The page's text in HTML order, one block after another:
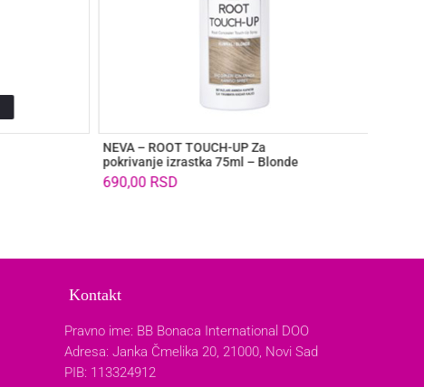
NEVA – ROOT TOUCH-UP Za
pokrivanje izrastka 75ml – Blonde
690,00 RSD
Kontakt
Pravno ime: BB Bonaca International DOO
Adresa: Janka Čmelika 20, 21000, Novi Sad
PIB: 113324912